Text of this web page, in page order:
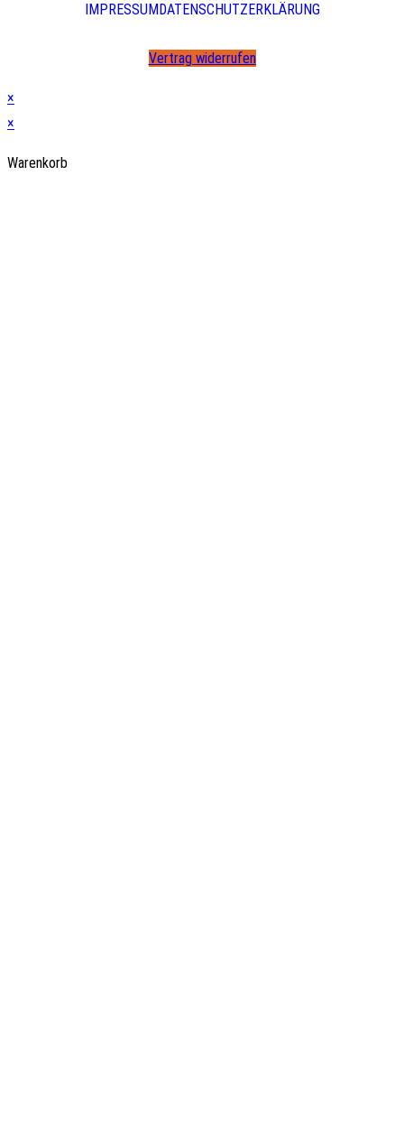
IMPRESSUM DATENSCHUTZERKLÄRUNG
Vertrag widerrufen
×
×
Warenkorb